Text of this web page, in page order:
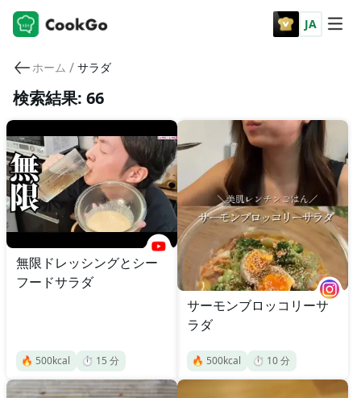
JA
ホーム / サラダ
検索結果: 66
無限ドレッシングとシー
フードサラダ
🔥 500kcal ⏱️ 15 分
サーモンブロッコリーサ
ラダ
🔥 500kcal ⏱️ 10分